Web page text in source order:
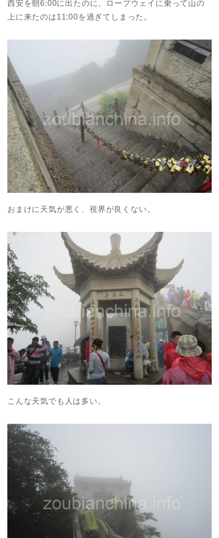
西安を朝6:00に出たのに、ロープウェイに乗って山の
上に来たのは11:00を過ぎてしまった。
おまけに天気が悪く、視界が良くない。
こんな天気でも人は多い。